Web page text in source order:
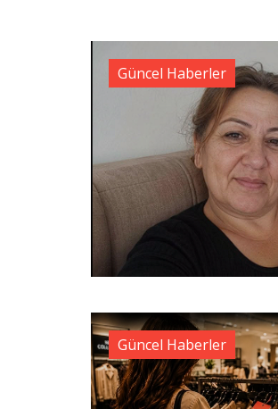
Güncel Haberler
Güncel Haberler